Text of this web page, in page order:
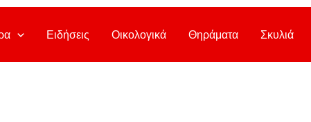
Ειδήσεις Οικολογικά Θηράματα Σκυλιά